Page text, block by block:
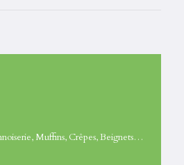
Muffins, Crêpes, Beignets…